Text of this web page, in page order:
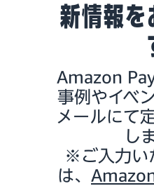
新情報を
Amazon
事例やイベ
メールにて
し
※ご入力い
は、